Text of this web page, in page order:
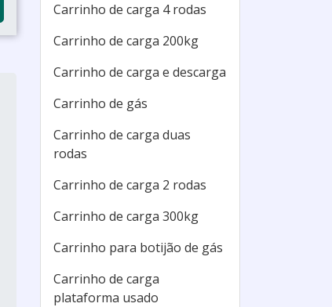
Carrinho de carga 4 rodas
Carrinho de carga 200kg
Carrinho de carga e descarga
Carrinho de gás
Carrinho de carga duas
rodas
Carrinho de carga 2 rodas
Carrinho de carga 300kg
Carrinho para botijão de gás
Carrinho de carga
plataforma usado